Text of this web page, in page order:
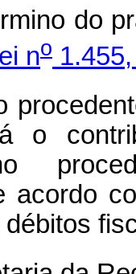
do
no
o
acordo